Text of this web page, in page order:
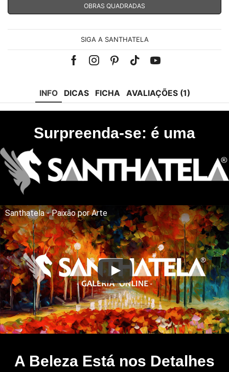
OBRAS QUADRADAS
SIGA A SANTHATELA
FacebookInstagramPinterest
Tik-Youtube
INFO DICAS FICHA AVALIAÇÕES (1)
Surpreenda-se: é uma
Santhatela - Paixão por Arte
A Beleza Está nos Detalhes